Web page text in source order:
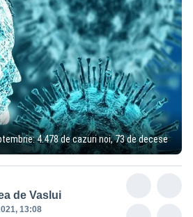
4.478 de cazuri noi, 73 de decese
de Vaslui
13:08